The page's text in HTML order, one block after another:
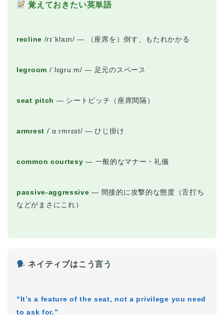
覚えておきたい英単語
recline /rɪˈklaɪn/ ― （座席を）倒す、もたれかかる
legroom /ˈlɛɡruːm/ ― 足元のスペース
seat pitch ― シートピッチ（座席間隔）
armrest /ˈɑːrmrɛst/ ― ひじ掛け
common courtesy ― 一般的なマナー・礼儀
passive-aggressive ― 間接的に攻撃的な態度（舌打ち
などがまさにこれ）
ネイティブはこう言う
“It’s a feature of the seat, not a privilege you need
to ask for.”
ホーム